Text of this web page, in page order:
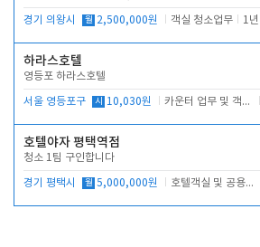
경기 의왕시 월 2,500,000원 객실 청소업무 1
하라스호텔
영등포 하라스호텔
서울 영등포구 시 10,030원 카운터 업무 및 객실관리(청소상태 확인, 객실판매)
호텔야자 평택역점
청소 1팀 구인합니다
경기 평택시 월 5,000,000원 호텔객실 및 공용시설 청소 관리